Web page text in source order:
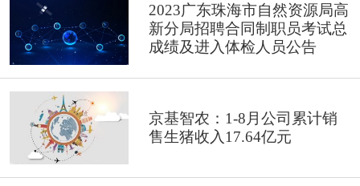
2023广东珠海市自然资源局高
新分局招聘合同制职员考试总
成绩及进入体检人员公告
京基智农：1-8月公司累计销
售生猪收入17.64亿元